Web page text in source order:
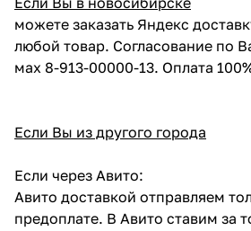
можете заказать Яндекс
любой товар. Согласование по
мах 8-913-00000-13. Оплата
Если Вы из другого города
Если через Авито:
Авито доставкой отправляем
предоплате. В Авито ставим за